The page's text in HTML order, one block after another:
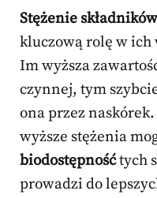
Stężenie
kluczową rolę w ich
Im wyższa
czynnej, tym
ona przez
wyższe stężenia
biodostępnośćtych
prowadzi do